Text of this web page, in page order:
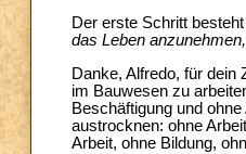
Der erste Schritt
das Leben
Danke, Alfredo, für dein
im Bauwesen zu
Beschäftigung und
austrocknen: ohne
Arbeit, ohne Bildung,